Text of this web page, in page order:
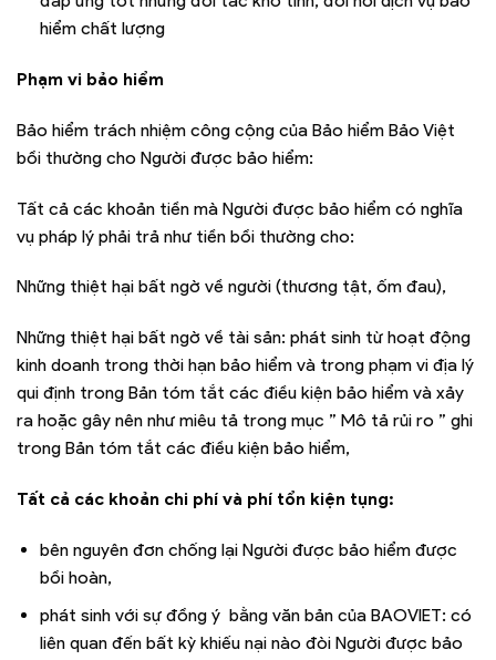
hiểm chất lượng
Phạm vi bảo hiểm
Bảo hiểm trách nhiệm công cộng của Bảo hiểm Bảo Việt
bồi thường cho Người được bảo hiểm:
Tất cả các khoản tiền mà Người được bảo hiểm có nghĩa
vụ pháp lý phải trả như tiền bồi thường cho:
Những thiệt hại bất ngờ về người (thương tật, ốm đau),
Những thiệt hại bất ngờ về tài sản: phát sinh từ hoạt động
kinh doanh trong thời hạn bảo hiểm và trong phạm vi địa lý
qui định trong Bản tóm tắt các điều kiện bảo hiểm và xảy
ra hoặc gây nên như miêu tả trong mục ” Mô tả rủi ro ” ghi
trong Bản tóm tắt các điều kiện bảo hiểm,
Tất cả các khoản chi phí và phí tổn kiện tụng:
bên nguyên đơn chống lại Người được bảo hiểm được
bồi hoàn,
phát sinh với sự đồng ý bằng văn bản của BAOVIET: có
liên quan đến bất kỳ khiếu nại nào đòi Người được bảo